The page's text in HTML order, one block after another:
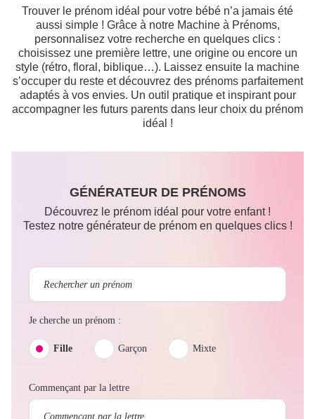
Trouver le prénom idéal pour votre bébé n’a jamais été
aussi simple ! Grâce à notre Machine à Prénoms,
personnalisez votre recherche en quelques clics :
choisissez une première lettre, une origine ou encore un
style (rétro, floral, biblique…). Laissez ensuite la machine
s’occuper du reste et découvrez des prénoms parfaitement
adaptés à vos envies. Un outil pratique et inspirant pour
accompagner les futurs parents dans leur choix du prénom
idéal !
GÉNÉRATEUR DE PRÉNOMS
Découvrez le prénom idéal pour votre enfant !
Testez notre générateur de prénom en quelques clics !
Je cherche un prénom :
Fille Garçon Mixte
Commençant par la lettre